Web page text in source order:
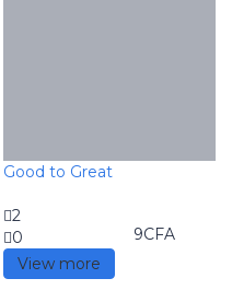
Good to Great
2
0
9CFA
View more